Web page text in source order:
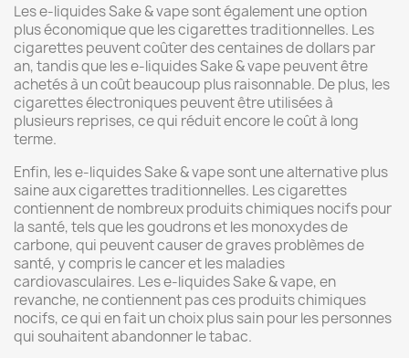
Les e-liquides Sake & vape sont également une option
plus économique que les cigarettes traditionnelles. Les
cigarettes peuvent coûter des centaines de dollars par
an, tandis que les e-liquides Sake & vape peuvent être
achetés à un coût beaucoup plus raisonnable. De plus, les
cigarettes électroniques peuvent être utilisées à
plusieurs reprises, ce qui réduit encore le coût à long
terme.
Enfin, les e-liquides Sake & vape sont une alternative plus
saine aux cigarettes traditionnelles. Les cigarettes
contiennent de nombreux produits chimiques nocifs pour
la santé, tels que les goudrons et les monoxydes de
carbone, qui peuvent causer de graves problèmes de
santé, y compris le cancer et les maladies
cardiovasculaires. Les e-liquides Sake & vape, en
revanche, ne contiennent pas ces produits chimiques
nocifs, ce qui en fait un choix plus sain pour les personnes
qui souhaitent abandonner le tabac.